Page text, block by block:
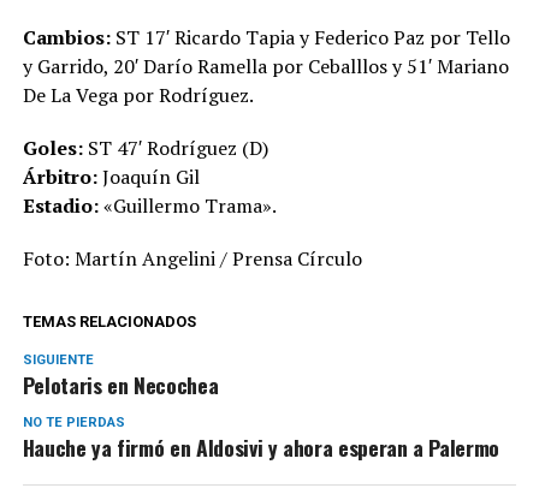
Cambios:ST 17′ Ricardo Tapia y Federico Paz por Tello
y Garrido, 20′ Darío Ramella por Ceballlos y 51′ Mariano
De La Vega por Rodríguez.
Goles:ST 47′ Rodríguez (D)
Árbitro:Joaquín Gil
Estadio:«Guillermo Trama».
Foto: Martín Angelini / Prensa Círculo
TEMAS RELACIONADOS
SIGUIENTE
Pelotaris en Necochea
NO TE PIERDAS
Hauche ya firmó en Aldosivi y ahora esperan a Palermo